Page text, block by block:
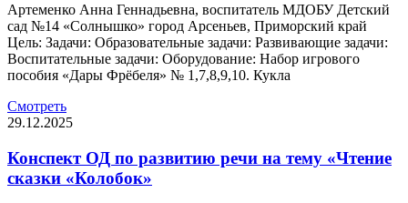
Артеменко Анна Геннадьевна, воспитатель МДОБУ Детский
сад №14 «Солнышко» город Арсеньев, Приморский край
Цель: Задачи: Образовательные задачи: Развивающие задачи:
Воспитательные задачи: Оборудование: Набор игрового
пособия «Дары Фрёбеля» № 1,7,8,9,10. Кукла
Смотреть
29.12.2025
Конспект ОД по развитию речи на тему «Чтение
сказки «Колобок»